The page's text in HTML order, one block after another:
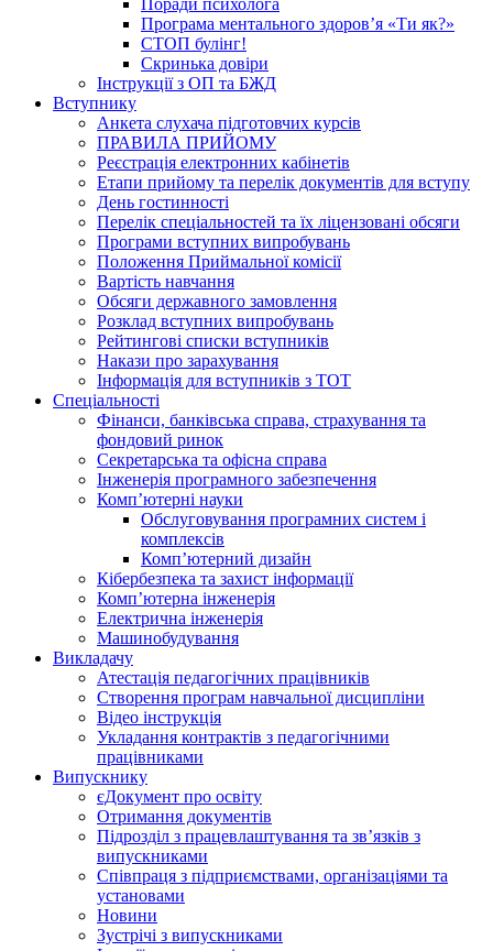
Поради психолога
Програма ментального здоров’я «Ти як?»
СТОП булінг!
Скринька довіри
Інструкції з ОП та БЖД
Вступнику
Анкета слухача підготовчих курсів
ПРАВИЛА ПРИЙОМУ
Реєстрація електронних кабінетів
Етапи прийому та перелік документів для вступу
День гостинності
Перелік спеціальностей та їх ліцензовані обсяги
Програми вступних випробувань
Положення Приймальної комісії
Вартість навчання
Обсяги державного замовлення
Розклад вступних випробувань
Рейтингові списки вступників
Накази про зарахування
Інформація для вступників з ТОТ
Спеціальності
Фінанси, банківська справа, страхування та
фондовий ринок
Секретарська та офісна справа
Інженерія програмного забезпечення
Комп’ютерні науки
Обслуговування програмних систем і
комплексів
Комп’ютерний дизайн
Кібербезпека та захист інформації
Комп’ютерна інженерія
Електрична інженерія
Машинобудування
Викладачу
Атестація педагогічних працівників
Створення програм навчальної дисципліни
Відео інструкція
Укладання контрактів з педагогічними
працівниками
Випускнику
єДокумент про освіту
Отримання документів
Підрозділ з працевлаштування та зв’язків з
випускниками
Співпраця з підприємствами, організаціями та
установами
Новини
Зустрічі з випускниками